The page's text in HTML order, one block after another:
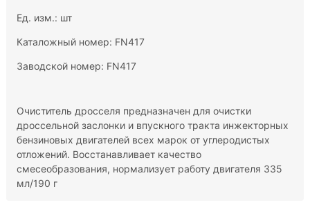
Ед. изм.: шт
Каталожный номер: FN417
Заводской номер: FN417
Очиститель дросселя предназначен для очистки
дроссельной заслонки и впускного тракта инжекторных
бензиновых двигателей всех марок от углеродистых
отложений. Восстанавливает качество
смесеобразования, нормализует работу двигателя 335
мл/190 г